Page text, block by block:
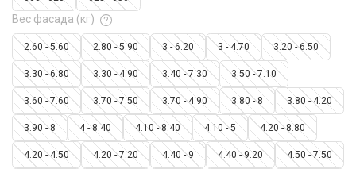
Вес фасада (кг)
2.60 - 5.60 2.80 - 5.90 3 - 6.20 3 - 4.70 3.20 - 6.50
3.30 - 6.80 3.30 - 4.90 3.40 - 7.30 3.50 - 7.10
3.60 - 7.60 3.70 - 7.50 3.70 - 4.90 3.80 - 8 3.80 - 4.20
3.90 - 8 4 - 8.40 4.10 - 8.40 4.10 - 5 4.20 - 8.80
4.20 - 4.50 4.20 - 7.20 4.40 - 9 4.40 - 9.20 4.50 - 7.50